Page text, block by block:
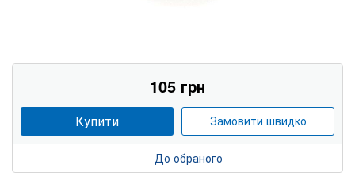
105 грн
Купити Замовити швидко
До обраного